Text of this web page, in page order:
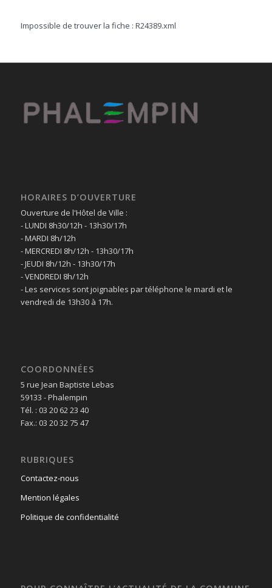
Impossible de trouver la fiche : R24389.xml
HORAIRES D’OUVERTURE
Ouverture de l'Hôtel de Ville :
- LUNDI 8h30/12h - 13h30/17h
- MARDI 8h/12h
- MERCREDI 8h/12h - 13h30/17h
- JEUDI 8h/12h - 13h30/17h
- VENDREDI 8h/12h
- Les services sont joignables par téléphone le mardi et le
vendredi de 13h30 à 17h.
COORDONNÉES
5 rue Jean Baptiste Lebas
59133 - Phalempin
Tél. : 03 20 62 23 40
Fax.: 03 20 32 75 47
RUBRIQUES
Contactez-nous
Mention légales
Politique de confidentialité